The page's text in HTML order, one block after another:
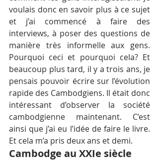
voulais donc en savoir plus à ce sujet
et j’ai commencé à faire des
interviews, à poser des questions de
manière très informelle aux gens.
Pourquoi ceci et pourquoi cela? Et
beaucoup plus tard, il y a trois ans, je
pensais pouvoir écrire sur l’évolution
rapide des Cambodgiens. Il était donc
intéressant d’observer la société
cambodgienne maintenant. C’est
ainsi que j’ai eu l’idée de faire le livre.
Et cela m’a pris deux ans et demi.
Cambodge au XXIe siècle